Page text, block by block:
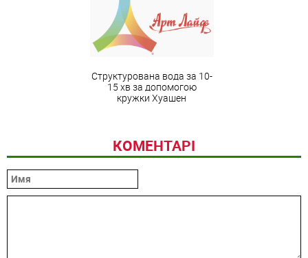
Структурована вода за 10-
15 хв за допомогою
кружки Хуашен
КОМЕНТАРІ